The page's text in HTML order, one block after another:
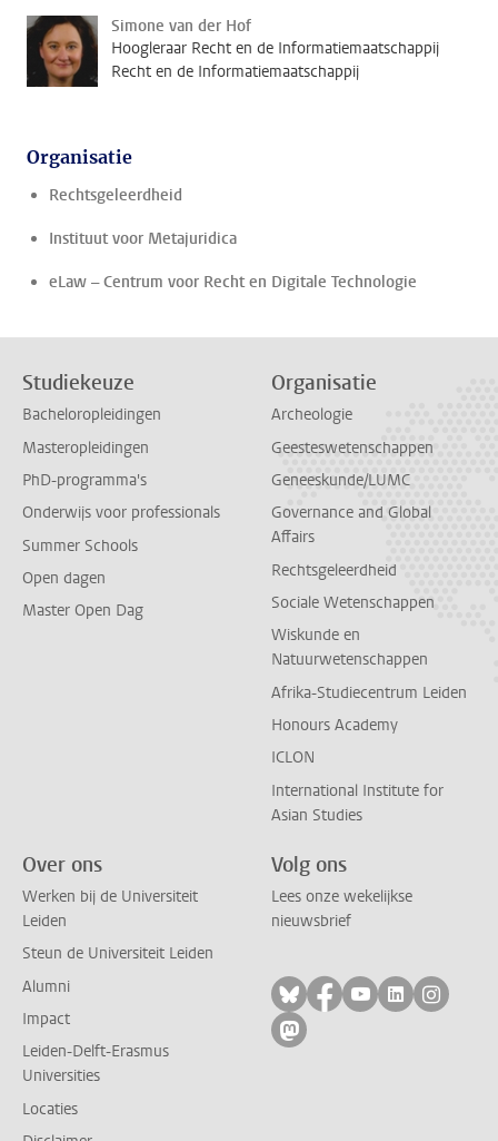
Simone van der Hof
Hoogleraar Recht en de Informatiemaatschappij
Recht en de Informatiemaatschappij
Organisatie
Rechtsgeleerdheid
Instituut voor Metajuridica
eLaw – Centrum voor Recht en Digitale Technologie
Studiekeuze
Bacheloropleidingen
Masteropleidingen
PhD-programma's
Onderwijs voor professionals
Summer Schools
Open dagen
Master Open Dag
Organisatie
Archeologie
Geesteswetenschappen
Geneeskunde/LUMC
Governance and Global
Affairs
Rechtsgeleerdheid
Sociale Wetenschappen
Wiskunde en
Natuurwetenschappen
Afrika-Studiecentrum Leiden
Honours Academy
ICLON
International Institute for
Asian Studies
Over ons
Werken bij de Universiteit
Leiden
Steun de Universiteit Leiden
Alumni
Impact
Leiden-Delft-Erasmus
Universities
Locaties
Volg ons
Lees onze wekelijkse
nieuwsbrief
Volg ons op bluesky
Volg ons op
Volg ons op
Volg ons
Volg
Volg ons op mastodon